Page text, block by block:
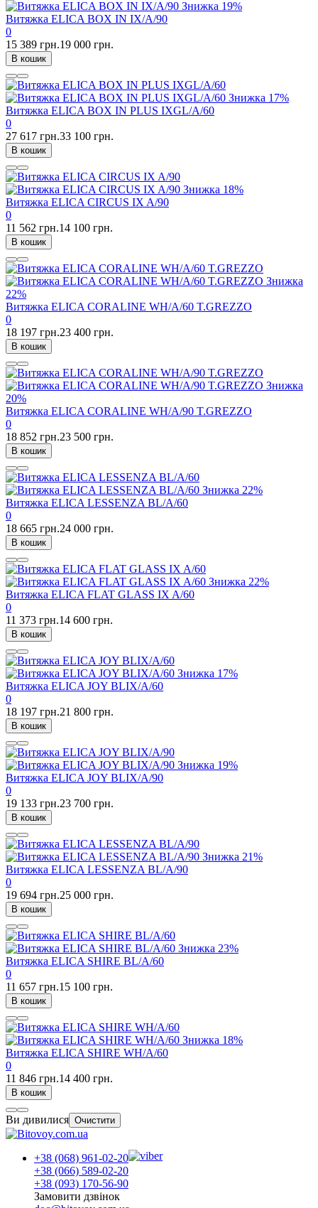
Знижка 19%
Витяжка ELICA BOX IN IX/A/90
0
15 389 грн.19 000 грн.
В кошик
Знижка 17%
Витяжка ELICA BOX IN PLUS IXGL/A/60
0
27 617 грн.33 100 грн.
В кошик
Знижка 18%
Витяжка ELICA CIRCUS IX A/90
0
11 562 грн.14 100 грн.
В кошик
Знижка
22%
Витяжка ELICA CORALINE WH/A/60 T.GREZZO
0
18 197 грн.23 400 грн.
В кошик
Знижка
20%
Витяжка ELICA CORALINE WH/A/90 T.GREZZO
0
18 852 грн.23 500 грн.
В кошик
Знижка 22%
Витяжка ELICA LESSENZA BL/A/60
0
18 665 грн.24 000 грн.
В кошик
Знижка 22%
Витяжка ELICA FLAT GLASS IX A/60
0
11 373 грн.14 600 грн.
В кошик
Знижка 17%
Витяжка ELICA JOY BLIX/A/60
0
18 197 грн.21 800 грн.
В кошик
Знижка 19%
Витяжка ELICA JOY BLIX/A/90
0
19 133 грн.23 700 грн.
В кошик
Знижка 21%
Витяжка ELICA LESSENZA BL/A/90
0
19 694 грн.25 000 грн.
В кошик
Знижка 23%
Витяжка ELICA SHIRE BL/A/60
0
11 657 грн.15 100 грн.
В кошик
Знижка 18%
Витяжка ELICA SHIRE WH/A/60
0
11 846 грн.14 400 грн.
В кошик
Ви дивилися Очистити
+38 (068) 961-02-20
+38 (066) 589-02-20
+38 (093) 170-56-90
Замовити дзвінок